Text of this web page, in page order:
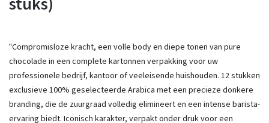
"Compromisloze kracht, een volle body en diepe tonen van pure
chocolade in een complete kartonnen verpakking voor uw
professionele bedrijf, kantoor of veeleisende huishouden. 12 stukken
exclusieve 100% geselecteerde Arabica met een precieze donkere
branding, die de zuurgraad volledig elimineert en een intense barista-
ervaring biedt. Iconisch karakter, verpakt onder druk voor een